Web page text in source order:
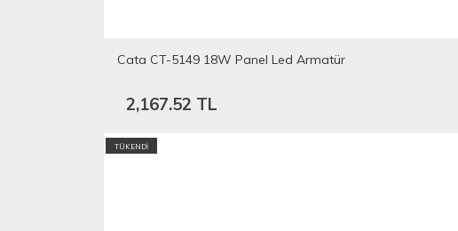
Cata CT-5149 18W Panel Led Armatür
2,167.52 TL
TÜKENDİ